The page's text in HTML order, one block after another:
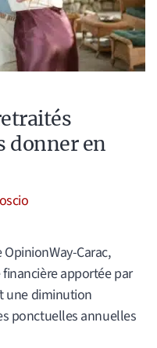
donner en
Carac,
financière apportée par
une diminution
ponctuelles annuelles